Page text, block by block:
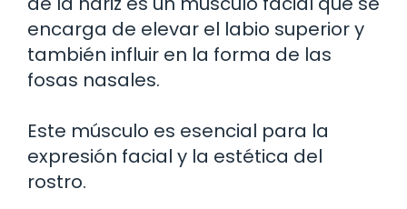
encarga de elevar el labio superior y
también influir en la forma de las
fosas nasales.
Este músculo es esencial para la
expresión facial y la estética del
rostro.